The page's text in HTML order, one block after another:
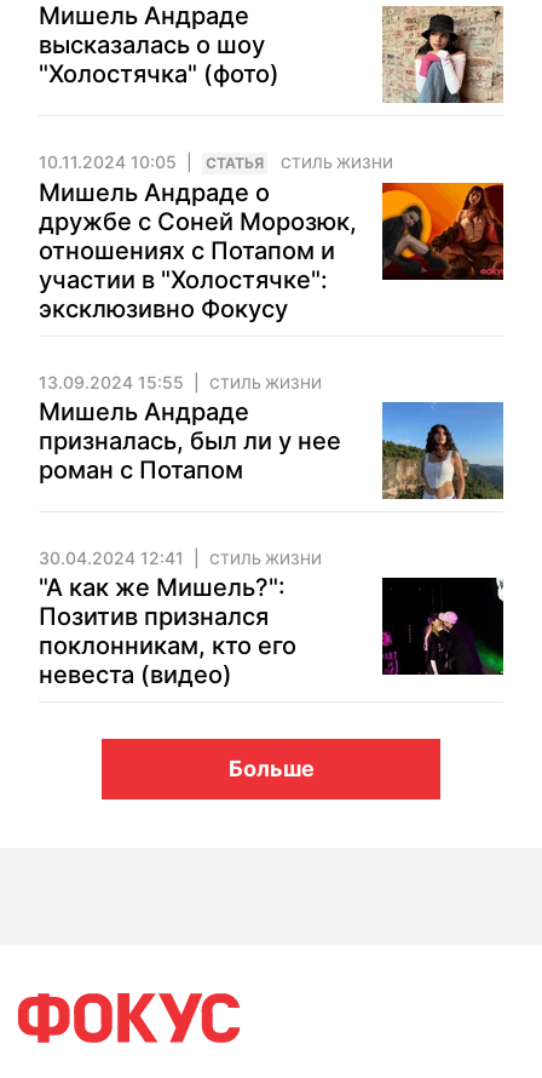
Мишель Андраде
высказалась о шоу
"Холостячка" (фото)
10.11.2024 10:05 CТАТЬЯ СТИЛЬ ЖИЗНИ
Мишель Андраде о
дружбе с Соней Морозюк,
отношениях с Потапом и
участии в "Холостячке":
эксклюзивно Фокусу
13.09.2024 15:55 СТИЛЬ ЖИЗНИ
Мишель Андраде
призналась, был ли у нее
роман с Потапом
30.04.2024 12:41 СТИЛЬ ЖИЗНИ
"А как же Мишель?":
Позитив признался
поклонникам, кто его
невеста (видео)
Больше